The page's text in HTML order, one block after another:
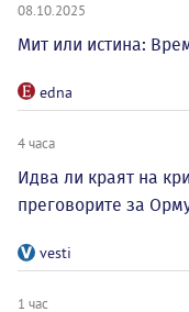
08.10.2025
Мит или истина:
edna
4 часа
Идва ли краят на
преговорите за
vesti
1 час